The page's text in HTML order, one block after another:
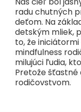
radu chutných
deťom. Na
detským mliek,
to, že
mindfulness
milujúci ľudia,
Pretože
rodičovstvom.